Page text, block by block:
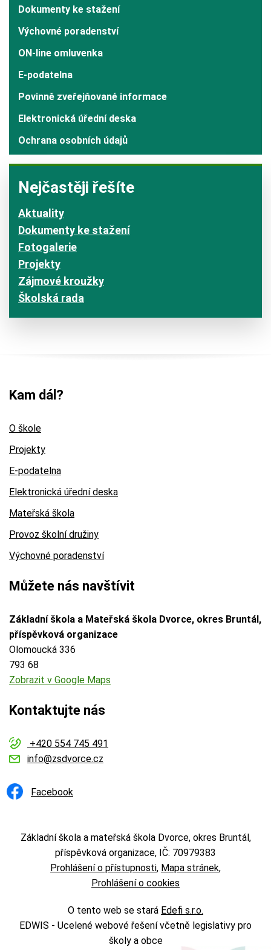
Dokumenty ke stažení
Výchovné poradenství
ON-line omluvenka
E-podatelna
Povinně zveřejňované informace
Elektronická úřední deska
Ochrana osobních údajů
Nejčastěji řešíte
Aktuality
Dokumenty ke stažení
Fotogalerie
Projekty
Zájmové kroužky
Školská rada
Kam dál?
O škole
Projekty
E-podatelna
Elektronická úřední deska
Mateřská škola
Provoz školní družiny
Výchovné poradenství
Můžete nás navštívit
Základní škola a Mateřská škola Dvorce, okres Bruntál,
příspěvková organizace
Olomoucká 336
793 68
Zobrazit v Google Maps
Kontaktujte nás
+420 554 745 491
info@zsdvorce.cz
Facebook
Základní škola a mateřská škola Dvorce, okres Bruntál,
příspěvková organizace, IČ: 70979383
Prohlášení o přístupnosti Mapa stránek
Prohlášení o cookies
O tento web se stará Edefi s.r.o.
EDWIS - Ucelené webové řešení včetně legislativy pro
školy a obce